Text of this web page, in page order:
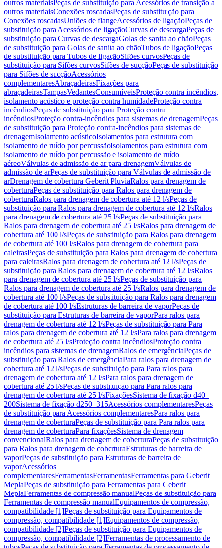
outros materiaisPeças de substituição para Acessórios de transição a
outros materiaisConexões roscadasPeças de substituição para
Conexões roscadasUniões de flangeAcessórios de ligaçãoPeças de
substituição para Acessórios de ligaçãoCurvas de descargaPeças de
substituição para Curvas de descargaGolas de sanita ao chãoPeças
de substituição para Golas de sanita ao chãoTubos de ligaçãoPeças
de substituição para Tubos de ligaçãoSifões curvosPeças de
substituição para Sifões curvosSifões de sucçãoPeças de substituição
para Sifões de sucçãoAcessórios
complementaresAbraçadeirasFixações para
abraçadeirasTampasVedantesConsumíveisProteção contra incêndios,
isolamento acústico e proteção contra humidadeProteção contra
incêndiosPeças de substituição para Proteção contra
incêndiosProteção contra-incêndios para sistemas de drenagemPeças
de substituição para Proteção contra-incêndios para sistemas de
drenagemIsolamento acústicoIsolamentos para estrutura com
isolamento de ruído por percussãoIsolamentos para estrutura com
isolamento de ruído por percussão e isolamento de ruído
aéreoVálvulas de admissão de ar para drenagemVálvulas de
admissão de arPeças de substituição para Válvulas de admissão de
arDrenagem de cobertura Geberit PluviaRalos para drenagem de
coberturaPeças de substituição para Ralos para drenagem de
coberturaRalos para drenagem de cobertura até 12 l/sPeças de
substituição para Ralos para drenagem de cobertura até 12 l/sRalos
para drenagem de cobertura até 25 l/sPeças de substituição para
Ralos para drenagem de cobertura até 25 l/sRalos para drenagem de
cobertura até 100 l/sPeças de substituição para Ralos para drenagem
de cobertura até 100 l/sRalos para drenagem de cobertura para
caleirasPeças de substituição para Ralos para drenagem de cobertura
para caleirasRalos para drenagem de cobertura até 12 l/sPeças de
substituição para Ralos para drenagem de cobertura até 12 l/sRalos
para drenagem de cobertura até 25 l/sPeças de substituição para
Ralos para drenagem de cobertura até 25 l/sRalos para drenagem de
cobertura até 100 l/sPeças de substituição para Ralos para drenagem
de cobertura até 100 l/sEstruturas de barreira de vaporPeças de
substituição para Estruturas de barreira de vaporPara ralos para
drenagem de cobertura até 12 l/sPeças de substituição para Para
ralos para drenagem de cobertura até 12 l/sPara ralos para drenagem
de cobertura até 25 l/sProteção contra incêndiosProteção contra
incêndios para sistemas de drenagemRalos de emergênciaPeças de
substituição para Ralos de emergênciaPara ralos para drenagem de
cobertura até 12 l/sPeças de substituição para Para ralos para
drenagem de cobertura até 12 l/sPara ralos para drenagem de
cobertura até 25 l/sPeças de substituição para Para ralos para
drenagem de cobertura até 25 l/sFixaçõesSistema de fixação d40–
200Sistema de fixação d250–315Acessórios complementaresPeças
de substituição para Acessórios complementaresPara ralos para
drenagem de coberturaPeças de substituição para Para ralos para
drenagem de coberturaPara fixaçõesSistema de drenagem
convencionalRalos para drenagem de coberturaPeças de substituição
para Ralos para drenagem de coberturaEstruturas de barreira de
vaporPeças de substituição para Estruturas de barreira de
vaporAcessórios
complementaresFerramentasFerramentasFerramentas para Geberit
MeplaPeças de substituição para Ferramentas para Geberit
MeplaFerramentas de compressão manualPeças de substituição para
Ferramentas de compressão manualEquipamentos de compressão,
compatibilidade [1]Peças de substituição para Equipamentos de
compressão, compatibilidade [1]Equipamentos de compressão,
compatibilidade [2]Peças de substituição para Equipamentos de
compressão, compatibilidade [2]Ferramentas de processamento de